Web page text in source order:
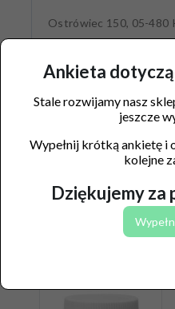
Ostrówiec 150, 05-480
Ankieta
Stale rozwijamy nasz
jeszcze
Wypełnij krótką ankietę i
kolejne
Dziękujemy za